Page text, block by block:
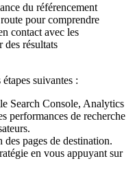
du référencement
pour comprendre
contact avec les
des résultats
suivantes :
Search Console, Analytics
performances de recherche
pages de destination.
en vous appuyant sur